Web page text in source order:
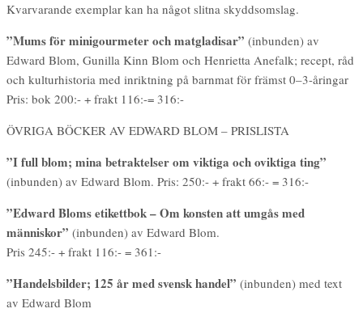
Kvarvarande exemplar kan ha något slitna skyddsomslag.
”Mums för minigourmeter och matgladisar” (inbunden) av
Edward Blom, Gunilla Kinn Blom och Henrietta Anefalk; recept, råd
och kulturhistoria med inriktning på barnmat för främst 0–3-åringar
Pris: bok 200:- + frakt 116:-= 316:-
ÖVRIGA BÖCKER AV EDWARD BLOM – PRISLISTA
”I full blom; mina betraktelser om viktiga och oviktiga ting”
(inbunden) av Edward Blom. Pris: 250:- + frakt 66:- = 316:-
”Edward Bloms etikettbok – Om konsten att umgås med
människor” (inbunden) av Edward Blom.
Pris 245:- + frakt 116:- = 361:-
”Handelsbilder; 125 år med svensk handel” (inbunden) med text
av Edward Blom